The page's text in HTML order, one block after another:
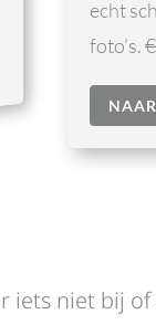
en u
34,50
iets niet bij